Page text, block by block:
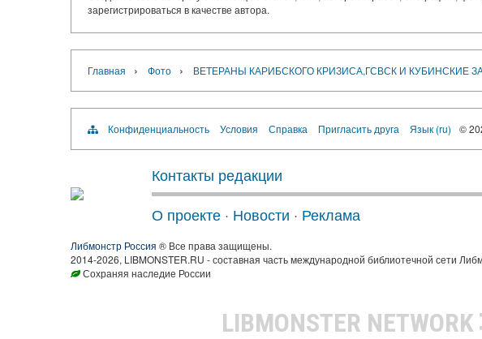
зарегистрироваться в качестве автора.
Главная › Фото › ВЕТЕРАНЫ КАРИБСКОГО КРИЗИСА,ГСВСК И КУБИНСКИЕ
Конфиденциальность Условия Справка Пригласить друга Язык (ru) ©
Контакты редакции
О проекте · Новости · Реклама
Либмонстр Россия ® Все права защищены.
2014-2026, LIBMONSTER.RU - составная часть международной библиотечной сети
Сохраняя наследие России
LIBMONSTER NETWORK